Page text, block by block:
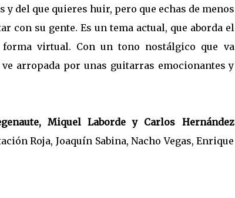
del que quieres huir, pero que echas de menos
con su gente. Es un tema actual, que aborda el
virtual. Con un tono nostálgico que va
arropada por unas guitarras emocionantes y
Miquel Laborde y Carlos Hernández
Roja, Joaquín Sabina, Nacho Vegas, Enrique